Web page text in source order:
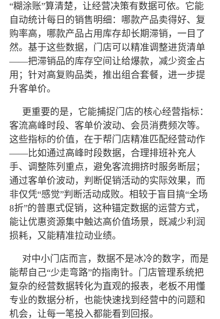
“糊涂账”算清楚，让经营决策有数据可依。它能
自动统计每日的销售明细：哪款产品卖得好、复
购率高，哪款产品占用库存却长期滞销，一目了
然。基于这些数据，门店可以精准调整进货清单
——把滞销品的库存空间让给爆款，减少资金占
用；针对高复购品类，推出组合套餐，进一步提
升客单价。
更重要的是，它能捕捉门店的核心经营指标：
客流高峰时段、客单价波动、会员消费频次等。
这些指标的价值，在于帮门店精准匹配经营动作
——比如通过高峰时段数据，合理排班补充人
手、调整陈列重点，避免客流拥挤时服务断层；
通过客单价波动，判断促销活动的实际效果，而
非仅凭“感觉”判断活动成败。相较于盲目搞“全场
8折”的普惠式促销，这种锚定数据的运营方式，
能让优惠资源集中触达高价值场景，既减少利润
损耗，又能精准拉动业绩。
对中小门店而言，数据不是冰冷的数字，而是
能帮自己“少走弯路”的指南针。门店管理系统把
复杂的经营数据转化为直观的报表，老板不用懂
专业的数据分析，也能快速找到经营中的问题和
机会，让每一笔投入都能看到回报。